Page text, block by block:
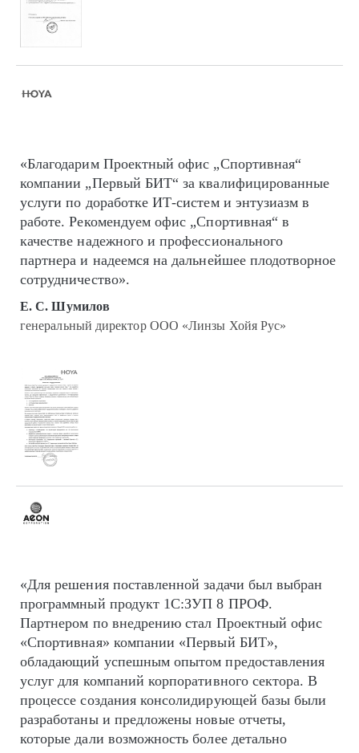
«Благодарим Проектный офис „Спортивная“
компании „Первый БИТ“ за квалифицированные
услуги по доработке ИТ-систем и энтузиазм в
работе. Рекомендуем офис „Спортивная“ в
качестве надежного и профессионального
партнера и надеемся на дальнейшее плодотворное
сотрудничество».
Е. С. Шумилов
генеральный директор ООО «Линзы Хойя Рус»
«Для решения поставленной задачи был выбран
программный продукт 1С:ЗУП 8 ПРОФ.
Партнером по внедрению стал Проектный офис
«Спортивная» компании «Первый БИТ»,
обладающий успешным опытом предоставления
услуг для компаний корпоративного сектора. В
процессе создания консолидирующей базы были
разработаны и предложены новые отчеты,
которые дали возможность более детально